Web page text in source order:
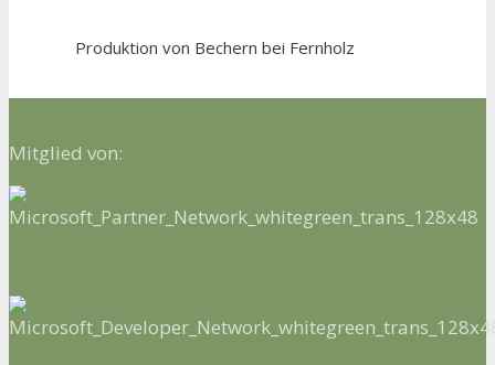
Produktion von Bechern bei Fernholz
Mitglied von: